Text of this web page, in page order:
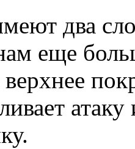
два
еще